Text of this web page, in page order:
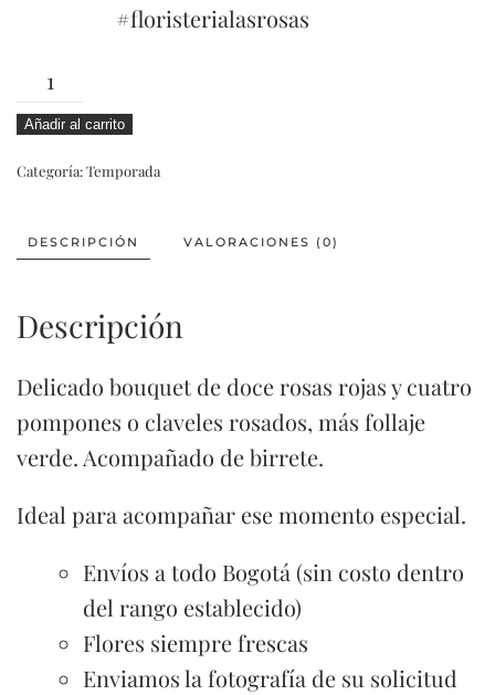
#floristerialasrosas
LUA
cantidad
Añadir al carrito
Categoría:Temporada
DESCRIPCIÓN VALORACIONES (0)
Descripción
Delicado bouquet de doce rosas rojas y cuatro
pompones o claveles rosados, más follaje
verde. Acompañado de birrete.
Ideal para acompañar ese momento especial.
Envíos a todo Bogotá (sin costo dentro
del rango establecido)
Flores siempre frescas
Enviamos la fotografía de su solicitud